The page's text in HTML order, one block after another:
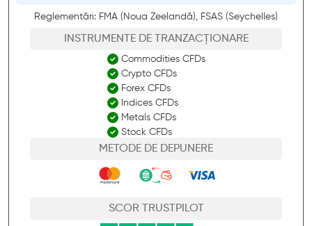
Reglementări: FMA (Noua Zeelandă), FSAS (Seychelles)
INSTRUMENTE DE TRANZACȚIONARE
Commodities CFDs
Crypto CFDs
Forex CFDs
Indices CFDs
Metals CFDs
Stock CFDs
METODE DE DEPUNERE
SCOR TRUSTPILOT